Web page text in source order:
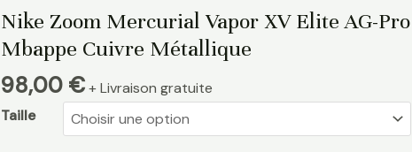
Nike Zoom Mercurial Vapor XV Elite AG-Pro
Mbappe Cuivre Métallique
98,00 € + Livraison gratuite
Taille
Mercurial
Vapor
Elite
AG-